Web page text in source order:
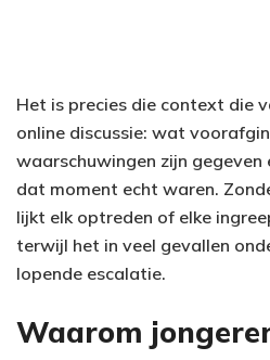
Het is precies die context die
online discussie: wat
waarschuwingen zijn gegeven
dat moment echt waren.
lijkt elk optreden of elke
terwijl het in veel gevallen
lopende escalatie.
Waarom